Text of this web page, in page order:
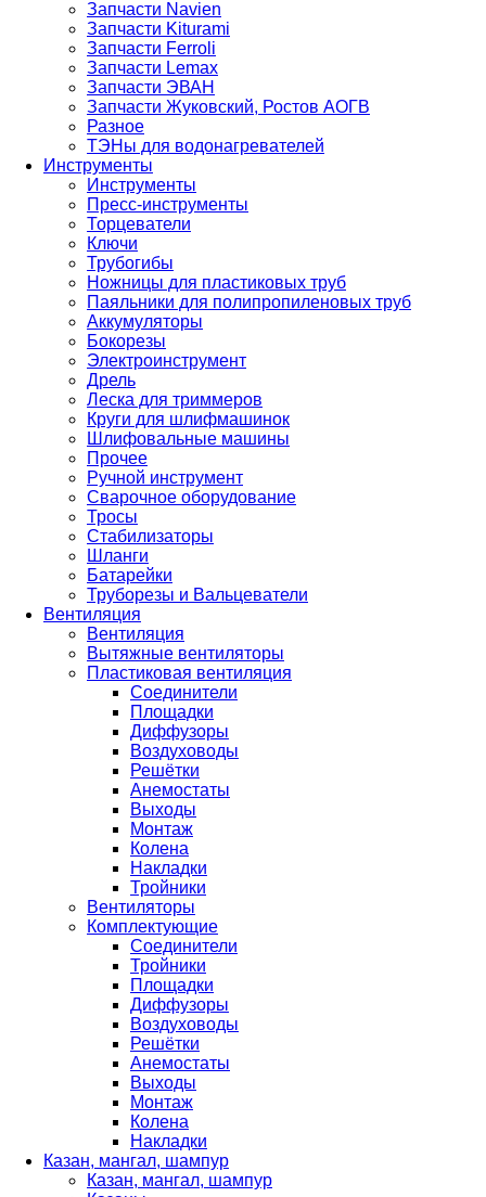
Запчасти Navien
Запчасти Kiturami
Запчасти Ferroli
Запчасти Lemax
Запчасти ЭВАН
Запчасти Жуковский, Ростов АОГВ
Разное
ТЭНы для водонагревателей
Инструменты
Инструменты
Пресс-инструменты
Торцеватели
Ключи
Трубогибы
Ножницы для пластиковых труб
Паяльники для полипропиленовых труб
Аккумуляторы
Бокорезы
Электроинструмент
Дрель
Леска для триммеров
Круги для шлифмашинок
Шлифовальные машины
Прочее
Ручной инструмент
Сварочное оборудование
Тросы
Стабилизаторы
Шланги
Батарейки
Труборезы и Вальцеватели
Вентиляция
Вентиляция
Вытяжные вентиляторы
Пластиковая вентиляция
Соединители
Площадки
Диффузоры
Воздуховоды
Решётки
Анемостаты
Выходы
Монтаж
Колена
Накладки
Тройники
Вентиляторы
Комплектующие
Соединители
Тройники
Площадки
Диффузоры
Воздуховоды
Решётки
Анемостаты
Выходы
Монтаж
Колена
Накладки
Казан, мангал, шампур
Казан, мангал, шампур